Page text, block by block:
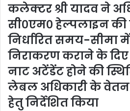
e
m
i
l
कलेक्टर श्री यादव ने
सी०एम० हेल्पलाइन की
निर्धारित समय-सीमा
निराकरण कराने के दिए
नाट अटेंडेंट होने की
लेबल अधिकारी के
हेतु निर्देशित किया